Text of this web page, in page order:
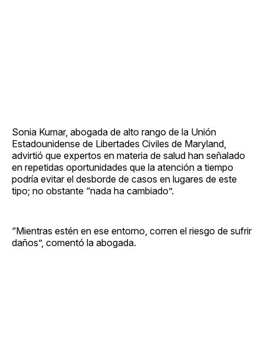
Sonia Kumar, abogada de alto rango de la Unión
Estadounidense de Libertades Civiles de Maryland,
advirtió que expertos en materia de salud han señalado
en repetidas oportunidades que la atención a tiempo
podría evitar el desborde de casos en lugares de este
tipo; no obstante “nada ha cambiado”.
“Mientras estén en ese entorno, corren el riesgo de sufrir
daños”, comentó la abogada.